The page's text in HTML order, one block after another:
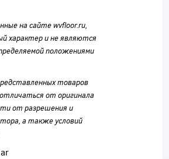
на сайте wvfloor.ru,
характер и не являются
положениями
товаров
от оригинала
от разрешения и
а также условий